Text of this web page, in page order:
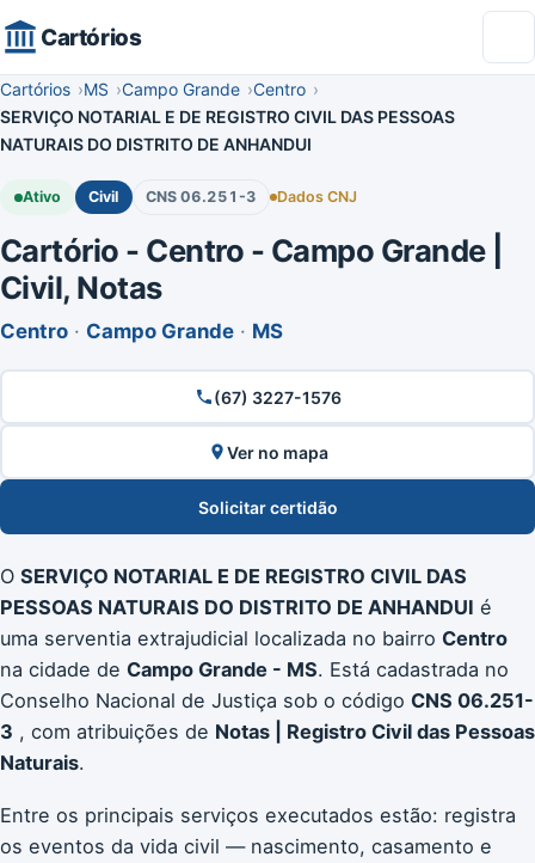
Cartórios
Cartórios MS Campo Grande
Centro
SERVIÇO NOTARIAL E DE REGISTRO CIVIL DAS PESSOAS
NATURAIS DO DISTRITO DE ANHANDUI
Ativo Civil CNS 06.251-3 Dados CNJ
Cartório - Centro - Campo Grande |
Civil, Notas
Centro · Campo Grande · MS
(67) 3227-1576
Ver no mapa
Solicitar certidão
O SERVIÇO NOTARIAL E DE REGISTRO CIVIL DAS
PESSOAS NATURAIS DO DISTRITO DE ANHANDUI é
uma serventia extrajudicial localizada no bairro Centro
na cidade de Campo Grande - MS. Está cadastrada no
Conselho Nacional de Justiça sob o código CNS 06.251-
3 , com atribuições de Notas | Registro Civil das Pessoas
Naturais.
Entre os principais serviços executados estão: registra
os eventos da vida civil — nascimento, casamento e